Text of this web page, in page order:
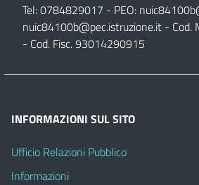
Tel: 0784829017 - PEO:
nuic84100b@pec.istruzione.it - Cod.
- Cod. Fisc. 93014290915
INFORMAZIONI SUL SITO
Ufficio Relazioni Pubblico
Informazioni